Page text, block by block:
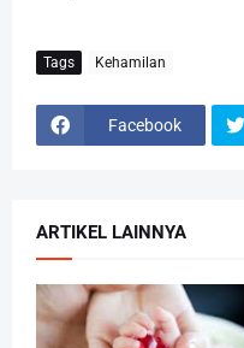
Tags Kehamilan
Facebook
ARTIKEL LAINNYA